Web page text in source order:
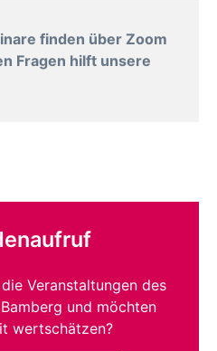
finden über Zoom
Fragen hilft unsere
Veranstaltungen des
und möchten
wertschätzen?